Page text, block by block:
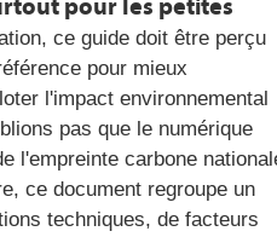
pour les petites
ce guide doit être perçu
pour mieux
l'impact environnemental
pas que le numérique
l'empreinte carbone
ce document regroupe un
techniques, de facteurs